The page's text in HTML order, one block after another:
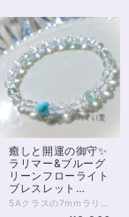
癒しと開運の御守✨
ラリマー&ブルーグ
リーンフローライト
ブレスレット
16.5cm